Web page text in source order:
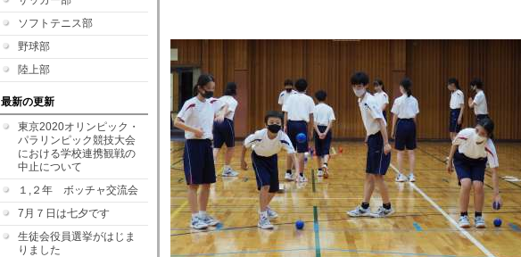
ソフトテニス部
野球部
陸上部
最新の更新
東京2020オリンピック・
パラリンピック競技大会
における学校連携観戦の
中止について
１,２年 ボッチャ交流会
7月７日は七夕です
生徒会役員選挙がはじま
りました